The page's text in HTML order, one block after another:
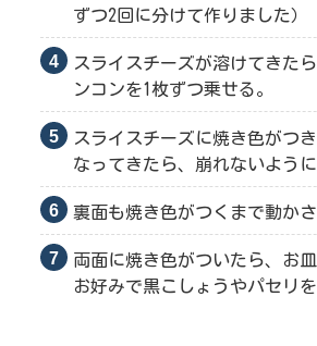
ずつ2回に分けて作りました）
スライスチーズが溶けてきた
ンコンを1枚ずつ乗せる。
スライスチーズに焼き色がつ
なってきたら、崩れないように
裏面も焼き色がつくまで動かさ
両面に焼き色がついたら、お皿
お好みで黒こしょうやパセリ